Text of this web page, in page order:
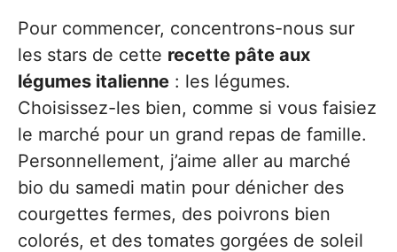
Pour commencer, concentrons-nous sur
les stars de cette recette pâte aux
légumes italienne : les légumes.
Choisissez-les bien, comme si vous faisiez
le marché pour un grand repas de famille.
Personnellement, j’aime aller au marché
bio du samedi matin pour dénicher des
courgettes fermes, des poivrons bien
colorés, et des tomates gorgées de soleil